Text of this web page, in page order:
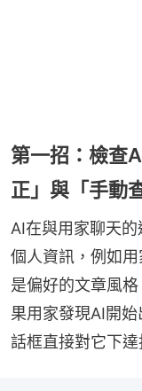
第一招：檢查
正」與「手動
AI在與用家聊天
個人資訊，例如
是偏好的文章風
果用家發現AI開
話框直接對它下達